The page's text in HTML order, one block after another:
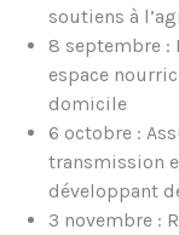
soutiens à
8 septembre :
espace
domicile
6 octobre :
transmission
développant
3 novembre :